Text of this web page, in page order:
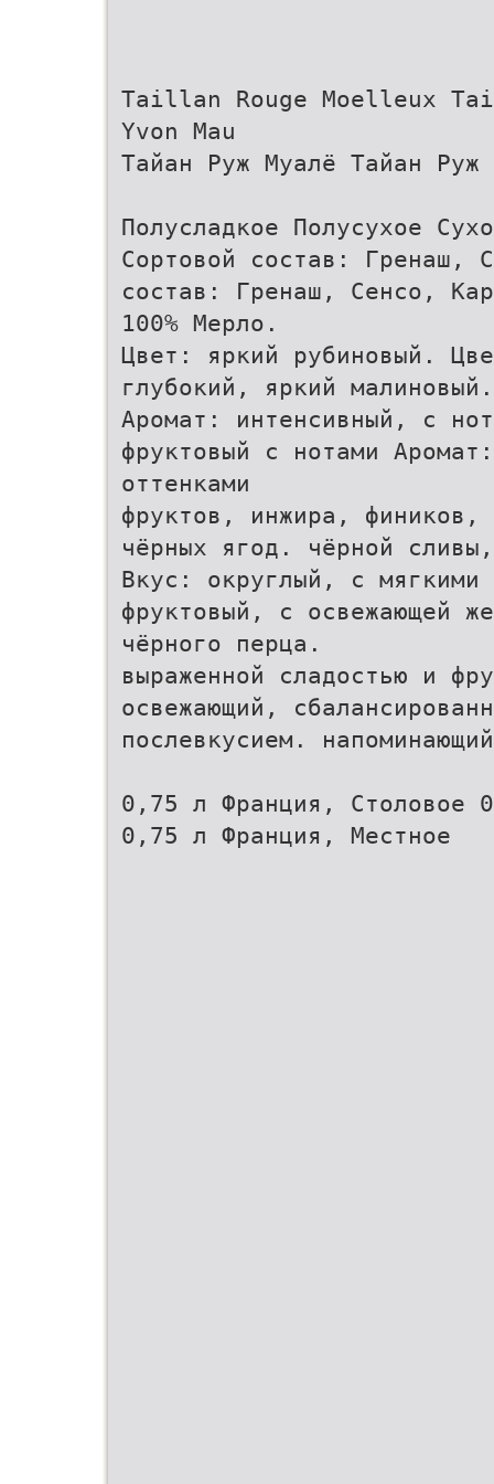
Taillan Rouge Moelleux
Yvon Mau
Тайан Руж Муалё Тайан
Полусладкое Полусухое
Сортовой состав: Гренаш,
состав: Гренаш, Сенсо,
100% Мерло.
Цвет: яркий рубиновый.
глубокий, яркий малиновый.
Аромат: интенсивный, с
фруктовый с нотами
оттенками
фруктов, инжира,
чёрных ягод. чёрной
Вкус: округлый, с
фруктовый, с освежающей
чёрного перца.
выраженной сладостью и
освежающий,
послевкусием.
0,75 л Франция, Столовое
0,75 л Франция, Местное